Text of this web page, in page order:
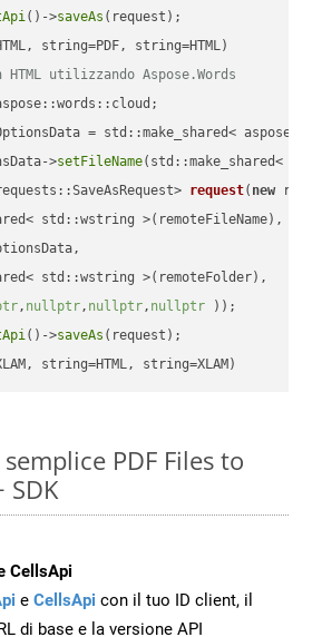
()->saveAs (request);
utilizzando Aspose.Words
= std::make_shared<
>setFileName(std::make_shared<
request( new
std::wstring >(remoteFileName),
std::wstring >(remoteFolder),
, nullptr, nullptr, nullptr ))
()->saveAs (request);
string=HTML, string=XLAM)
PDF Files to
SDK
CellsApi
e CellsApi con il tuo ID client, il
di base e la versione API